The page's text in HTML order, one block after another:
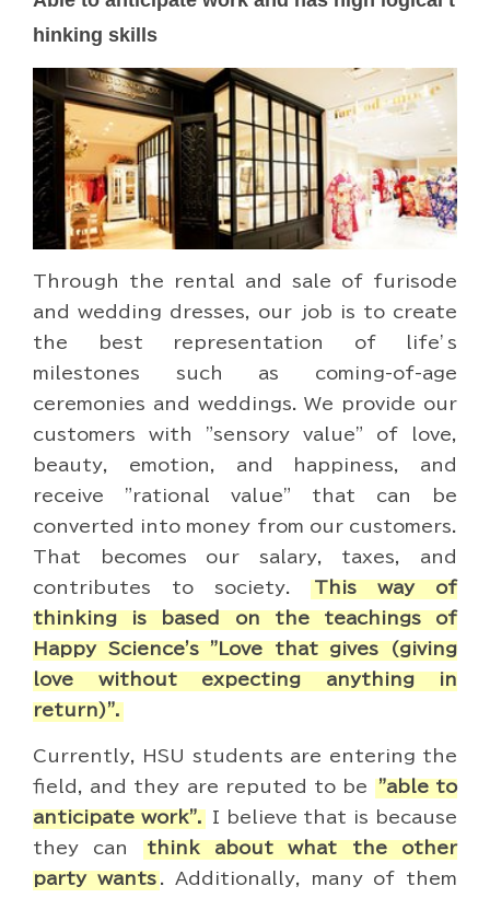
hinking skills
Through the rental and sale of furisode
and wedding dresses, our job is to create
the best representation of life’s
milestones such as coming-of-age
ceremonies and weddings. We provide our
customers with "sensory value" of love,
beauty, emotion, and happiness, and
receive "rational value" that can be
converted into money from our customers.
That becomes our salary, taxes, and
contributes to society.
This way of
thinking is based on the teachings of
Happy Science's "Love that gives (giving
love without expecting anything in
return)".
Currently, HSU students are entering the
field, and they are reputed to be
"able to
anticipate work".
I believe that is because
they can
think about what the other
party wants . Additionally, many of them